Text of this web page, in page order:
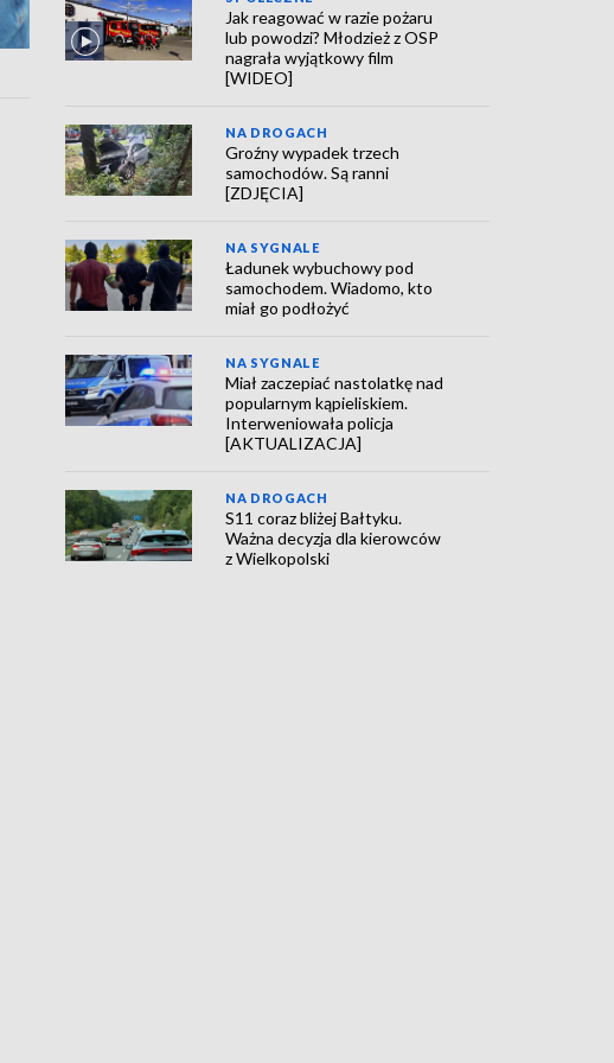
Jak reagować w razie pożaru
lub powodzi? Młodzież z OSP
nagrała wyjątkowy film
[WIDEO]
NA DROGACH
Groźny wypadek trzech
samochodów. Są ranni
[ZDJĘCIA]
NA SYGNALE
Ładunek wybuchowy pod
samochodem. Wiadomo, kto
miał go podłożyć
NA SYGNALE
Miał zaczepiać nastolatkę nad
popularnym kąpieliskiem.
Interweniowała policja
[AKTUALIZACJA]
NA DROGACH
S11 coraz bliżej Bałtyku.
Ważna decyzja dla kierowców
z Wielkopolski